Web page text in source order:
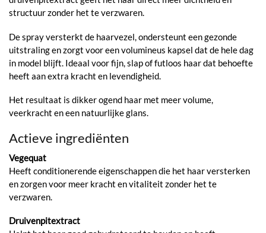
structuur zonder het te verzwaren.
De spray versterkt de haarvezel, ondersteunt een gezonde
uitstraling en zorgt voor een volumineus kapsel dat de hele dag
in model blijft. Ideaal voor fijn, slap of futloos haar dat behoefte
heeft aan extra kracht en levendigheid.
Het resultaat is dikker ogend haar met meer volume,
veerkracht en een natuurlijke glans.
Actieve ingrediënten
Vegequat
Heeft conditionerende eigenschappen die het haar versterken
en zorgen voor meer kracht en vitaliteit zonder het te
verzwaren.
Druivenpitextract